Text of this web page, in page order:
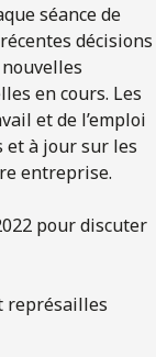
séance de
décisions
en cours. Les
et de l’emploi
à jour sur les
entreprise.
pour discuter
représailles